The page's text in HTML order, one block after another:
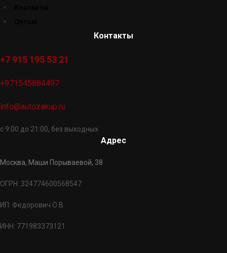
Контакты
+7 915 195 53 21
+971545884497
info@autozakup.ru
с 9:00 до 21:00, без выходных
Адрес
Москва, Маши Порываевой, 38
ОГРН: 324774600568547
ИП: Федорович О.В.
ИНН: 771983373121